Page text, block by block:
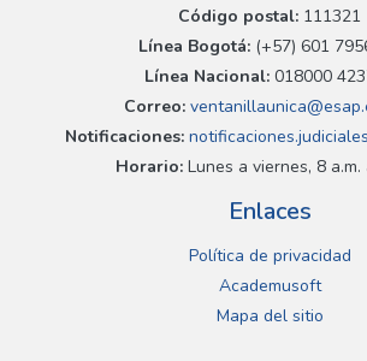
Código postal: 111321
Línea Bogotá:(+57) 601
Línea Nacional: 018000
Correo:
Notificaciones:
Horario:Lunes a viernes, 8 a.m.
Enlaces
Política de privacidad
Academusoft
Mapa del sitio